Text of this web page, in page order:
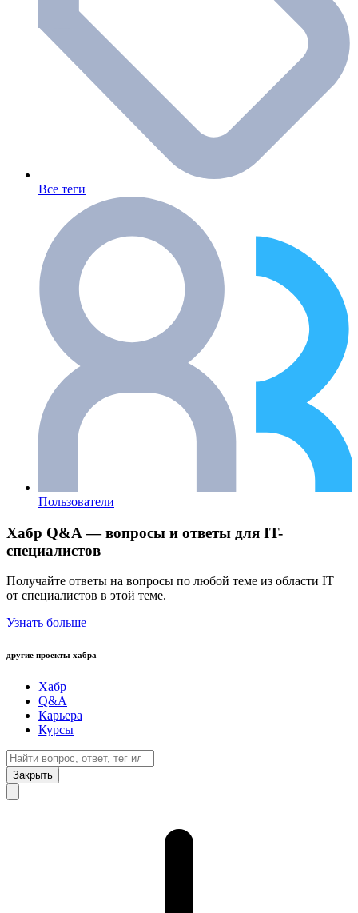
Все теги
Пользователи
Хабр Q&A — вопросы и ответы для IT-
специалистов
Получайте ответы на вопросы по любой теме из области IT
от специалистов в этой теме.
Узнать больше
другие проекты хабра
Хабр
Q&A
Карьера
Курсы
Закрыть